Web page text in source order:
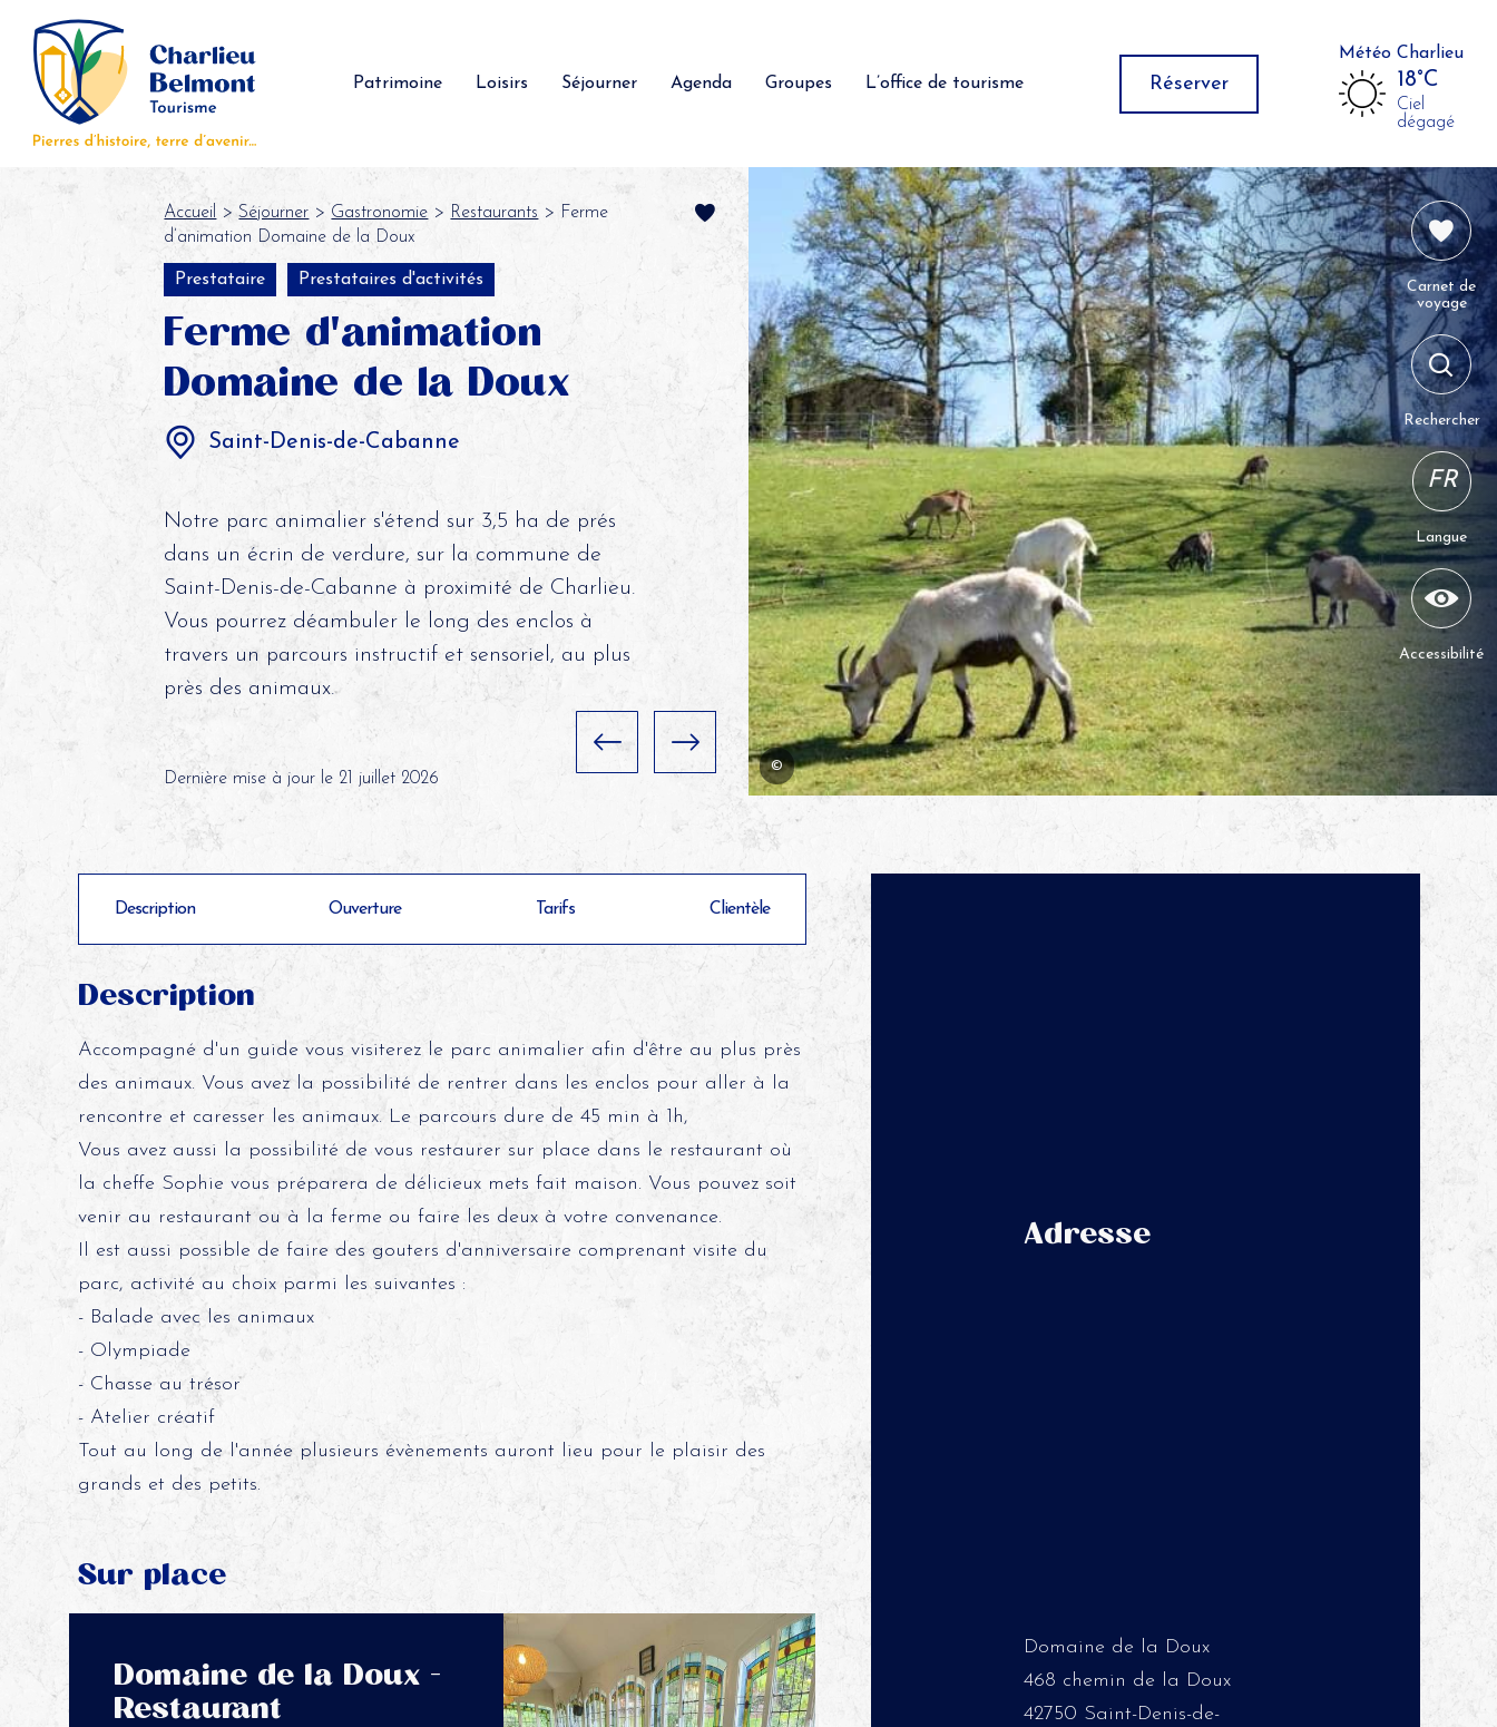
Patrimoine Loisirs Séjourner Agenda Groupes L’office de tourisme Réserver
Météo Charlieu
18°C
Ciel
dégagé
Carnet de
voyage
Rechercher
FR
Langue
Accessibilité
Accueil >Séjourner > Gastronomie > Restaurants > Ferme
d’animation Domaine de la Doux
Prestataire Prestataires d'activités
Ferme d'animation
Domaine de la Doux
Saint-Denis-de-Cabanne
Notre parc animalier s'étend sur 3,5 ha de prés
dans un écrin de verdure, sur la commune de
Saint-Denis-de-Cabanne à proximité de Charlieu.
Vous pourrez déambuler le long des enclos à
travers un parcours instructif et sensoriel, au plus
près des animaux.
Dernière mise à jour le 21 juillet 2026
©
Description Ouverture Tarifs Clientèle
Description
Accompagné d'un guide vous visiterez le parc animalier afin d'être au plus près
des animaux. Vous avez la possibilité de rentrer dans les enclos pour aller à la
rencontre et caresser les animaux. Le parcours dure de 45 min à 1h,
Vous avez aussi la possibilité de vous restaurer sur place dans le restaurant où
la cheffe Sophie vous préparera de délicieux mets fait maison. Vous pouvez soit
venir au restaurant ou à la ferme ou faire les deux à votre convenance.
Il est aussi possible de faire des gouters d'anniversaire comprenant visite du
parc, activité au choix parmi les suivantes :
- Balade avec les animaux
- Olympiade
- Chasse au trésor
- Atelier créatif
Tout au long de l'année plusieurs évènements auront lieu pour le plaisir des
grands et des petits.
Sur place
Domaine de la Doux -
Restaurant
Adresse
Domaine de la Doux
468 chemin de la Doux
42750 Saint-Denis-de-
Panneau de gestion des cookies